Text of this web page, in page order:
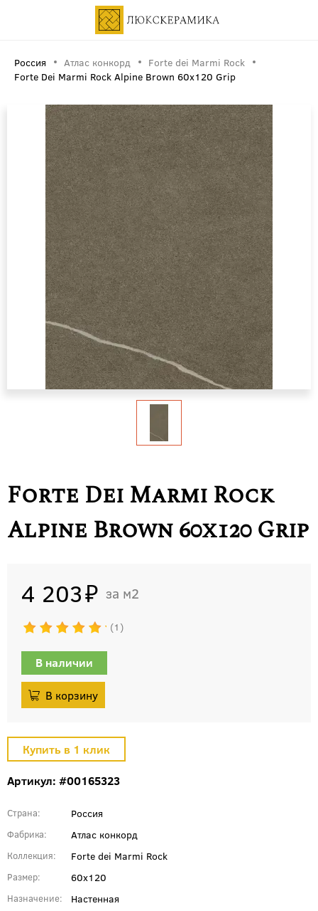
Россия Атлас конкорд
Forte dei Marmi Rock
Forte Dei Marmi Rock Alpine Brown 60x120 Grip
Forte Dei Marmi Rock
Alpine Brown 60x120 Grip
4 203 м2
1
В наличии
Артикул: #00165323
Страна Россия
Фабрика Атлас конкорд
Коллекция Forte dei Marmi Rock
Размер 60x120
Назначение Настенная